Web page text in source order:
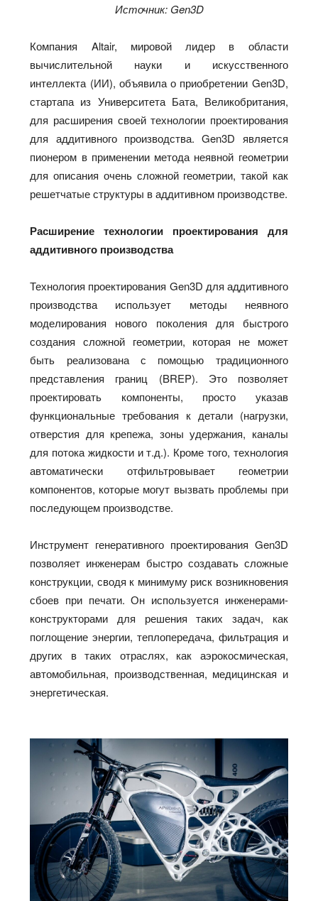
Источник: Gen3D
Компания Altair, мировой лидер в области
вычислительной науки и искусственного
интеллекта (ИИ), объявила о приобретении Gen3D,
стартапа из Университета Бата, Великобритания,
для расширения своей технологии проектирования
для аддитивного производства. Gen3D является
пионером в применении метода неявной геометрии
для описания очень сложной геометрии, такой как
решетчатые структуры в аддитивном производстве.
Расширение технологии проектирования для
аддитивного производства
Технология проектирования Gen3D для аддитивного
производства использует методы неявного
моделирования нового поколения для быстрого
создания сложной геометрии, которая не может
быть реализована с помощью традиционного
представления границ (BREP). Это позволяет
проектировать компоненты, просто указав
функциональные требования к детали (нагрузки,
отверстия для крепежа, зоны удержания, каналы
для потока жидкости и т.д.). Кроме того, технология
автоматически отфильтровывает геометрии
компонентов, которые могут вызвать проблемы при
последующем производстве.
Инструмент генеративного проектирования Gen3D
позволяет инженерам быстро создавать сложные
конструкции, сводя к минимуму риск возникновения
сбоев при печати. Он используется инженерами-
конструкторами для решения таких задач, как
поглощение энергии, теплопередача, фильтрация и
других в таких отраслях, как аэрокосмическая,
автомобильная, производственная, медицинская и
энергетическая.